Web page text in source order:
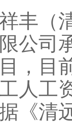
（清
公司
，目
人工
清远